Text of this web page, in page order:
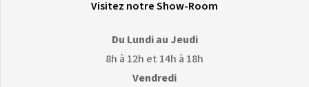
Visitez notre Show-Room
Du Lundi au Jeudi
8h à 12h et 14h à 18h
Vendredi